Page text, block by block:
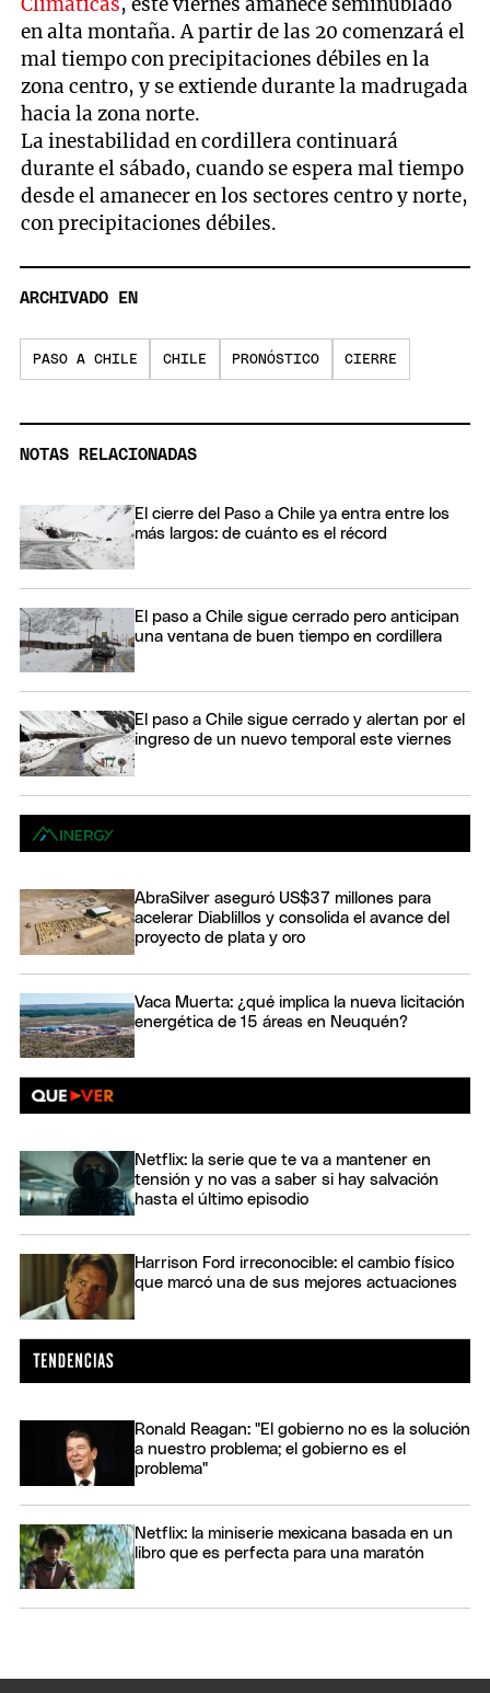
en alta montaña. A partir de las 20 comenzará el
mal tiempo con precipitaciones débiles en la
zona centro, y se extiende durante la madrugada
hacia la zona norte.
La inestabilidad en cordillera continuará
durante el sábado, cuando se espera mal tiempo
desde el amanecer en los sectores centro y norte,
con precipitaciones débiles.
ARCHIVADO EN
PASO A CHILE CHILE PRONÓSTICO CIERRE
NOTAS RELACIONADAS
El cierre del Paso a Chile ya entra entre los
más largos: de cuánto es el récord
El paso a Chile sigue cerrado pero anticipan
una ventana de buen tiempo en cordillera
El paso a Chile sigue cerrado y alertan por el
ingreso de un nuevo temporal este viernes
AbraSilver aseguró US$37 millones para
acelerar Diablillos y consolida el avance del
proyecto de plata y oro
Vaca Muerta: ¿qué implica la nueva licitación
energética de 15 áreas en Neuquén?
Netflix: la serie que te va a mantener en
tensión y no vas a saber si hay salvación
hasta el último episodio
Harrison Ford irreconocible: el cambio físico
que marcó una de sus mejores actuaciones
Ronald Reagan: "El gobierno no es la solución
a nuestro problema; el gobierno es el
problema"
Netflix: la miniserie mexicana basada en un
libro que es perfecta para una maratón